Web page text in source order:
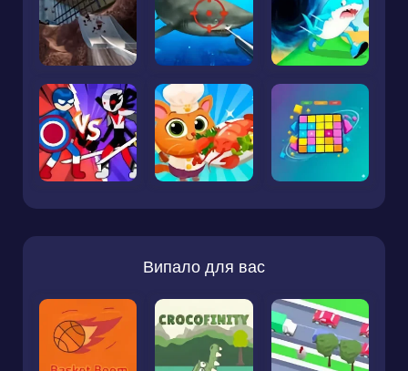
Випало для вас